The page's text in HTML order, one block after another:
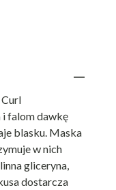
falom dawkę
blasku. Maska
w nich
gliceryna,
dostarcza